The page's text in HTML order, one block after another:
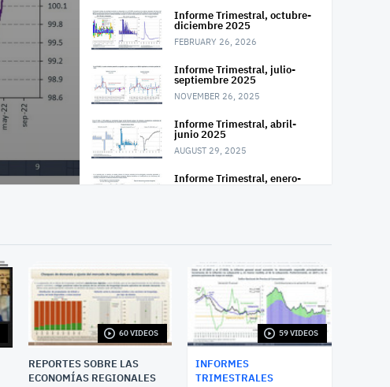
Informe Trimestral, octubre-
diciembre 2025
FEBRUARY 26, 2026
Informe Trimestral, julio-
septiembre 2025
NOVEMBER 26, 2025
Informe Trimestral, abril-
junio 2025
AUGUST 29, 2025
Informe Trimestral, enero-
diciembre 2024
Informe Trimestral, julio-
septiembre 2024
NOVEMBER 27, 2024
Informe Trimestral, abril-
AUGUST 28, 2024
60 VIDEOS
REPORTES SOBRE LAS
ECONOMÍAS REGIONALES
59 VIDEOS
INFORMES
TRIMESTRALES